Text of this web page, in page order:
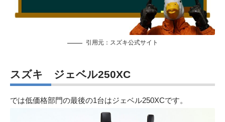
引用元： スズキ公式サイト
スズキ ジェベル250XC
では低価格部門の最後の1台はジェベル250XCです。